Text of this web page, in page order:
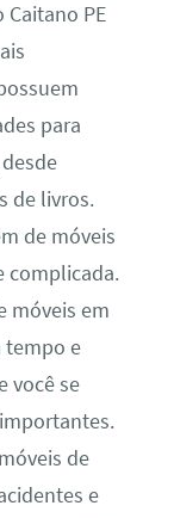
PE
para
de livros.
de móveis
complicada.
móveis em
tempo e
você se
de
e